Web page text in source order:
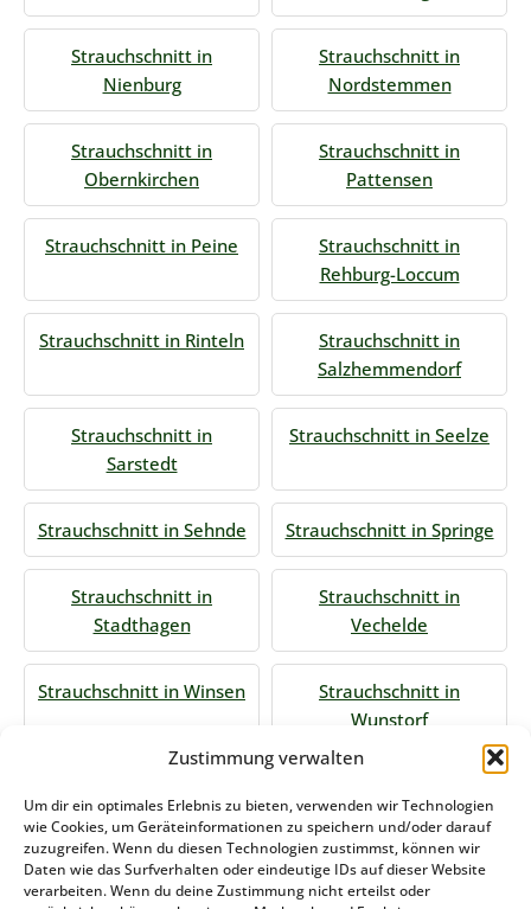
Zustimmung verwalten
Um dir ein optimales Erlebnis zu bieten, verwenden wir Technologien
wie Cookies, um Geräteinformationen zu speichern und/oder darauf
zuzugreifen. Wenn du diesen Technologien zustimmst, können wir
Daten wie das Surfverhalten oder eindeutige IDs auf dieser Website
verarbeiten. Wenn du deine Zustimmung nicht erteilst oder
Strauchschnitt in
Nienburg
Strauchschnitt in
Nordstemmen
Strauchschnitt in
Obernkirchen
Strauchschnitt in
Pattensen
Strauchschnitt in Peine
Strauchschnitt in
Rehburg-Loccum
Strauchschnitt in Rinteln
Strauchschnitt in
Salzhemmendorf
Strauchschnitt in
Sarstedt
Strauchschnitt in Seelze
Strauchschnitt in Sehnde Strauchschnitt in Springe
Strauchschnitt in
Stadthagen
Strauchschnitt in
Vechelde
Strauchschnitt in Winsen
Strauchschnitt in
Wunstorf
Jetzt Anfrage stellen
Zum Formular